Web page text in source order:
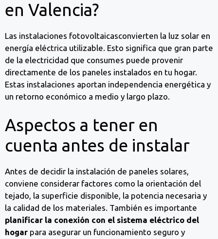
en Valencia?
Las instalaciones fotovoltaicasconvierten la luz solar en
energía eléctrica utilizable. Esto significa que gran parte
de la electricidad que consumes puede provenir
directamente de los paneles instalados en tu hogar.
Estas instalaciones aportan independencia energética y
un retorno económico a medio y largo plazo.
Aspectos a tener en
cuenta antes de instalar
Antes de decidir la instalación de paneles solares,
conviene considerar factores como la orientación del
tejado, la superficie disponible, la potencia necesaria y
la calidad de los materiales. También es importante
planificar la conexión con el sistema eléctrico del
hogar para asegurar un funcionamiento seguro y